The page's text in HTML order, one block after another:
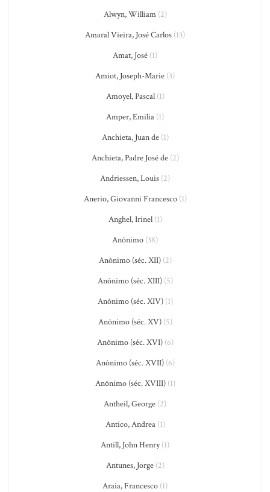
Alwyn, William(2)
Amaral Vieira, José Carlos (13)
Amat, José (1)
Amiot, Joseph-Marie (3)
Amoyel, Pascal(1)
Amper, Emilia (1)
Anchieta, Juan de(1)
Anchieta, Padre José de(2)
Andriessen, Louis (2)
Anerio, Giovanni Francesco(1)
Anghel, Irinel(1)
Anônimo (38)
Anônimo (séc. XII)(2)
Anônimo (séc. XIII)(5)
Anônimo (séc. XIV)(1)
Anônimo (séc. XV)(5)
Anônimo (séc. XVI)(6)
Anônimo (séc. XVII)(6)
Anônimo (séc. XVIII)(1)
Antheil, George (2)
Antico, Andrea(1)
Antill, John Henry(1)
Antunes, Jorge(2)
Araia, Francesco (1)